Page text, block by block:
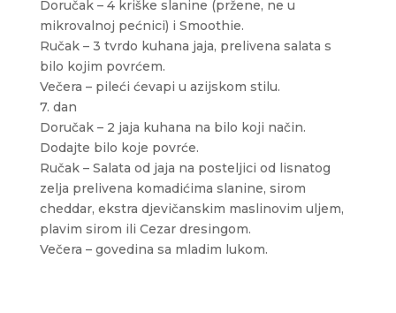
Doručak – 4 kriške slanine (pržene, ne u
mikrovalnoj pećnici) i Smoothie.
Ručak – 3 tvrdo kuhana jaja, prelivena salata s
bilo kojim povrćem.
Večera – pileći ćevapi u azijskom stilu.
7. dan
Doručak – 2 jaja kuhana na bilo koji način.
Dodajte bilo koje povrće.
Ručak – Salata od jaja na posteljici od lisnatog
zelja prelivena komadićima slanine, sirom
cheddar, ekstra djevičanskim maslinovim uljem,
plavim sirom ili Cezar dresingom.
Večera – govedina sa mladim lukom.